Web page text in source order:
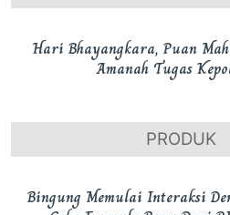
Hari Bhayangkara, Puan
Amanah Tugas
PRODUK
Bingung Memulai Interaksi